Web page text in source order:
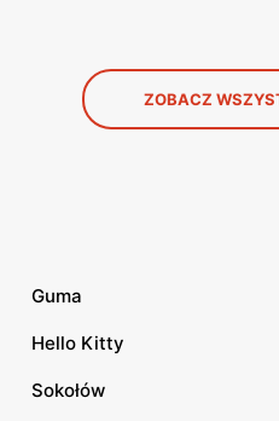
ZOBACZ
Guma
Hello Kitty
Sokołów